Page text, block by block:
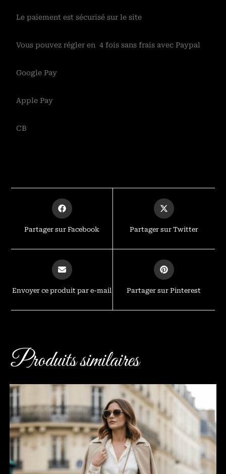
Le paiement est sécurisé sur le site
Vous pouvez régler en 4 fois sans frais avec Paypal
Google Pay
Apple Pay
CB
Partager sur Facebook Partager sur Twitter
Envoyer ce produit par e-mail Partager sur Pinterest
Produits similaires